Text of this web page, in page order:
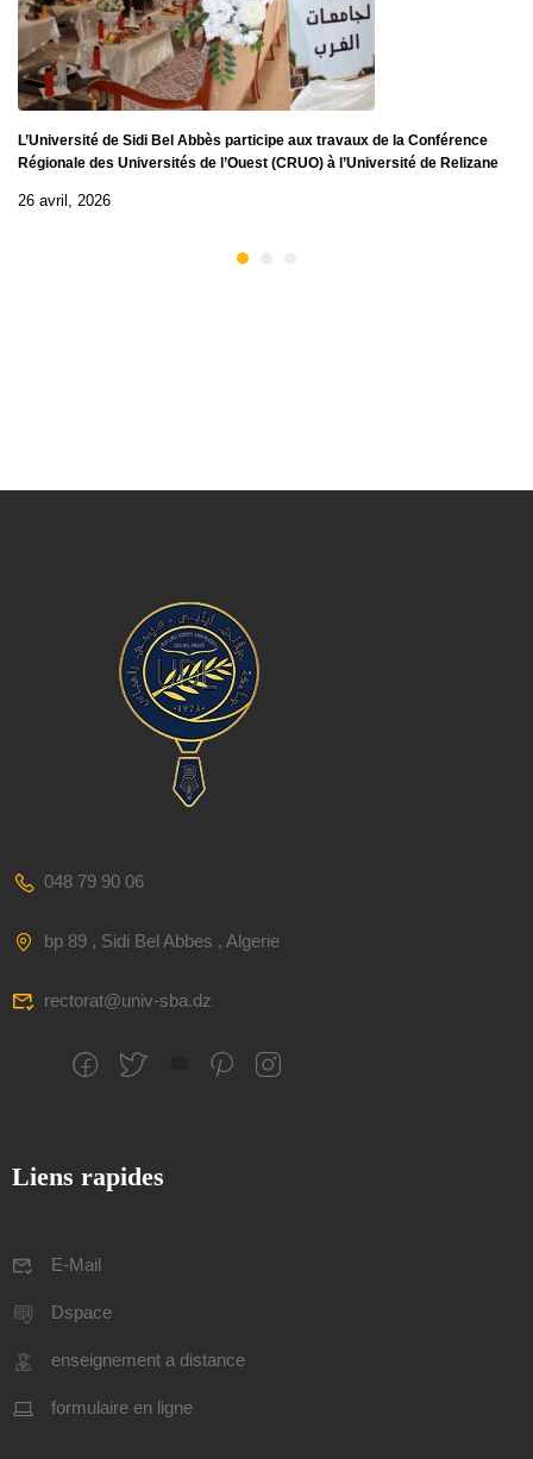
L’Université de Sidi Bel Abbès participe aux travaux de la Conférence
Régionale des Universités de l’Ouest (CRUO) à l’Université de Relizane
26 avril, 2026
048 79 90 06
bp 89 , Sidi Bel Abbes , Algerie
rectorat@univ-sba.dz
Liens rapides
E-Mail
Dspace
enseignement a distance
formulaire en ligne